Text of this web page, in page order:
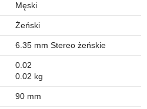
Męski
Żeński
6.35 mm Stereo żeńskie
0.02
0.02 kg
90 mm